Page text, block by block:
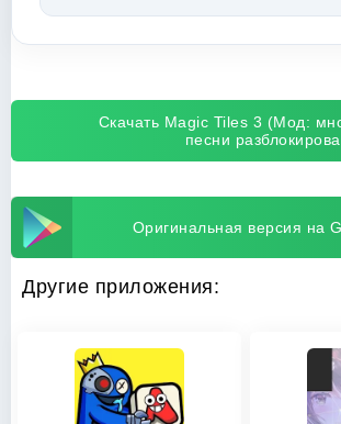
Скачать Magic Tiles 3 (Мод:
песни
Оригинальная версия на
Другие приложения: